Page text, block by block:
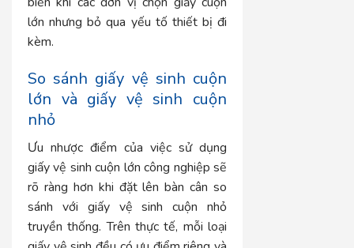
lớn nhưng bỏ qua yếu tố thiết bị đi
kèm.
So sánh giấy vệ sinh cuộn
lớn và giấy vệ sinh cuộn
nhỏ
Ưu nhược điểm của việc sử dụng
giấy vệ sinh cuộn lớn công nghiệp sẽ
rõ ràng hơn khi đặt lên bàn cân so
sánh với giấy vệ sinh cuộn nhỏ
truyền thống. Trên thực tế, mỗi loại